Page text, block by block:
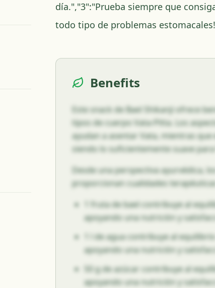
día.","3":"Prueba siempre que
todo tipo de problemas
Benefits
Este snack de Bael Shikanji ofrece
tipos de cuerpo Vata-Pitta. Los
ayudan a asentar Vata, mientras
siendo lo suficientemente suave
Desde una perspectiva ayurvédica,
proporcionan cualidades
1 fruta de bael contribuye al
apoyando una nutrición y
1 l de agua contribuye al
apoyando una nutrición y
50 g de azúcar contribuye al
apoyando una nutrición y